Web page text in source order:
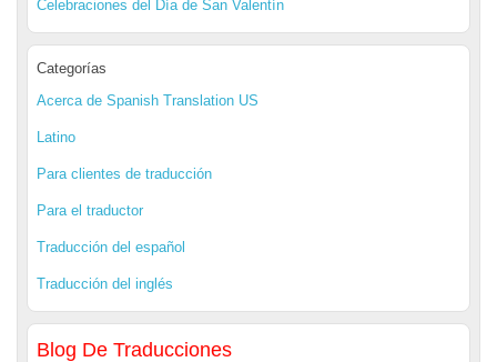
Celebraciones del Día de San Valentín
Categorías
Acerca de Spanish Translation US
Latino
Para clientes de traducción
Para el traductor
Traducción del español
Traducción del inglés
Blog De Traducciones